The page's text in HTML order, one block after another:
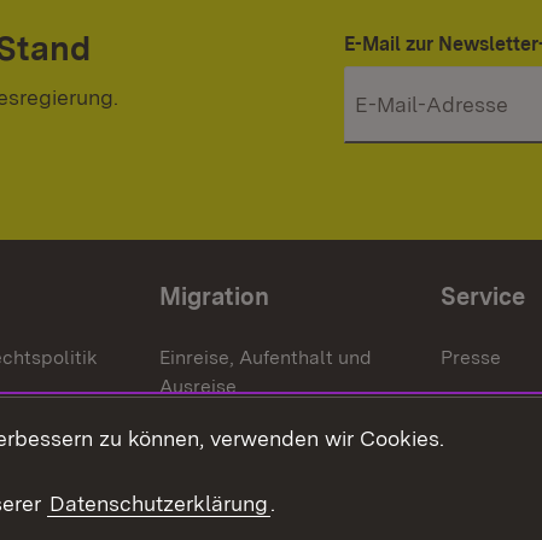
E-Mail zur
Migration
Einreise, Aufenthalt und
Ausreise
Asylbewerber und
Erlasse und
Service
Presse
zu können, verwenden wir Cookies.
Datenschutzerklärung.